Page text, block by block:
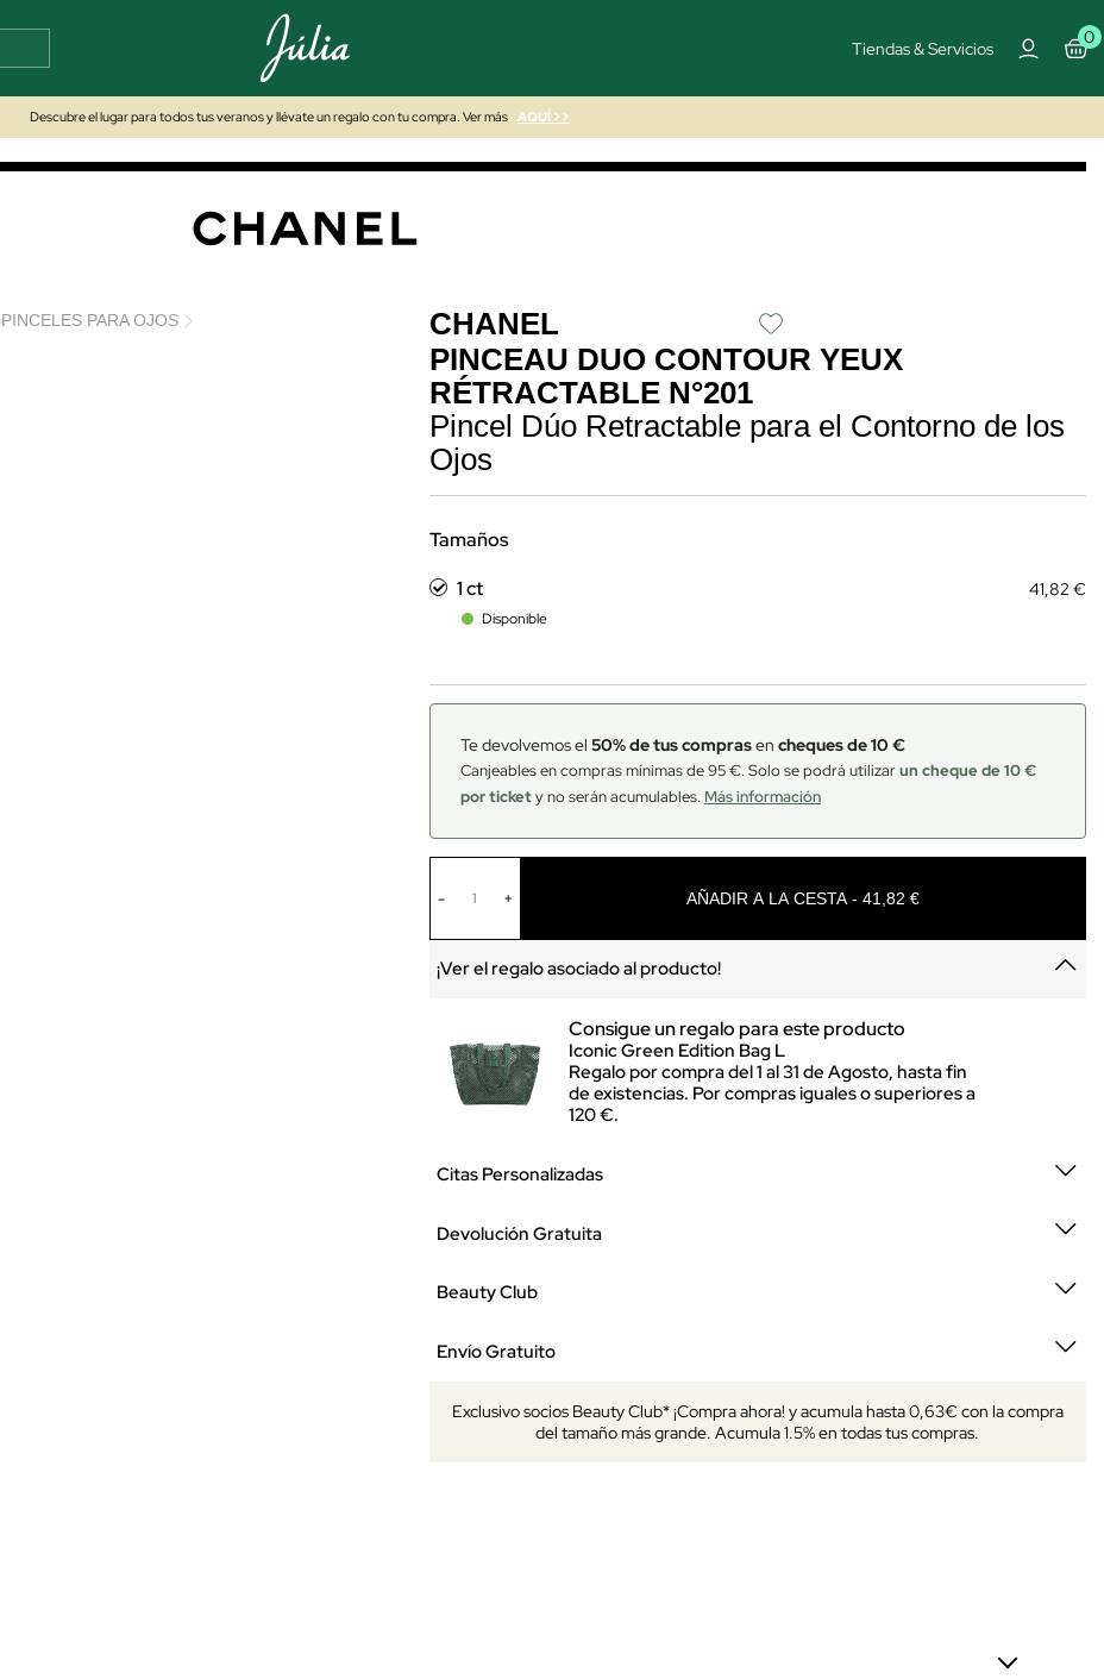
Tiendas & Servicios
0
Descubre el lugar para todos tus veranos y llévate un regalo con tu compra. Ver más AQUÍ >>
PINCELES PARA OJOS
CHANEL
PINCEAU DUO CONTOUR YEUX
RÉTRACTABLE N°201
Pincel Dúo Retractable para el Contorno de los
Ojos
Tamaños
1 ct
Disponible
41,82 €
Te devolvemos el 50% de tus comprasen cheques de 10 €
Canjeables en compras mínimas de 95 €. Solo se podrá utilizarun cheque de 10 €
por tickety no serán acumulables. Más información
- + AÑADIR A LA CESTA - 41,82 €
¡Ver el regalo asociado al producto!
Consigue un regalo para este producto
Iconic Green Edition Bag L
Regalo por compra del 1 al 31 de Agosto, hasta fin
de existencias. Por compras iguales o superiores a
120 €.
Citas Personalizadas
Devolución Gratuita
Beauty Club
Envío Gratuito
Exclusivo socios Beauty Club* ¡Compra ahora! y acumula hasta 0,63€ con la compra
del tamaño más grande. Acumula 1.5% en todas tus compras.